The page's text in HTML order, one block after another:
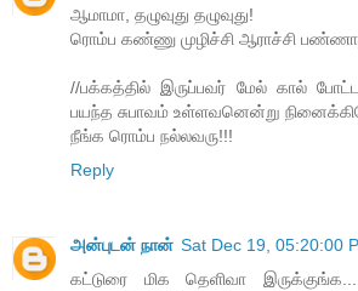
ஆமாமா, தழுவுது தழுவுது!
​ரொம்ப கண்ணு முழிச்சி ஆராச்சி
//பக்கத்தில் இருப்பவர் மேல் கால்
பயந்த சுபாவம் உள்ளவனென்று
நீங்க ​ரொம்ப நல்லவரு!!!
Reply
அன்புடன் நான் Sat Dec 19, 05:20:00
கட்டுரை மிக தெளிவா